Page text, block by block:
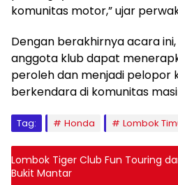
komunitas motor,” ujar
Dengan berakhirnya acara
anggota klub dapat
peroleh dan menjadi pelopor
berkendara di komunitas
Tag: Honda Lombok
Lombok Tiger Club Fun Touring
Bukit Mantar